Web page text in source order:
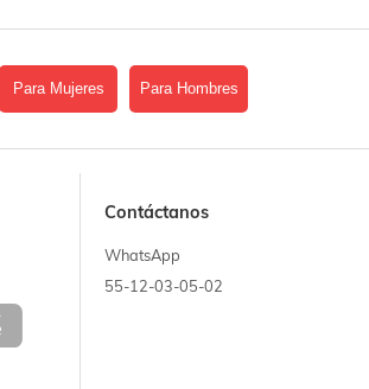
Para Mujeres Para Hombres
Contáctanos
WhatsApp
55-12-03-05-02